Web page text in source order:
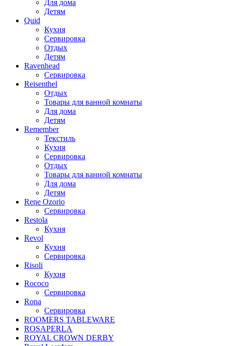
Для дома
Детям
Quid
Кухня
Сервировка
Отдых
Детям
Ravenhead
Сервировка
Reisenthel
Отдых
Товары для ванной комнаты
Для дома
Детям
Remember
Текстиль
Кухня
Сервировка
Отдых
Товары для ванной комнаты
Для дома
Детям
Rene Ozorio
Сервировка
Restola
Кухня
Revol
Кухня
Сервировка
Risoli
Кухня
Rococo
Сервировка
Rona
Сервировка
ROOMERS TABLEWARE
ROSAPERLA
ROYAL CROWN DERBY